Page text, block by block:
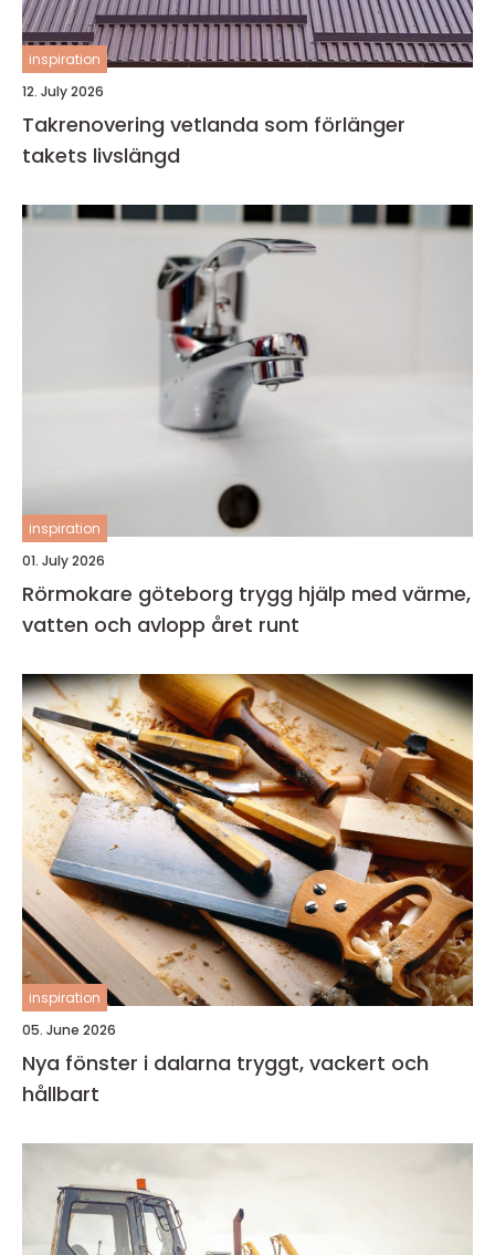
inspiration
12. July 2026
Takrenovering vetlanda som förlänger
takets livslängd
inspiration
01. July 2026
Rörmokare göteborg trygg hjälp med värme,
vatten och avlopp året runt
inspiration
05. June 2026
Nya fönster i dalarna tryggt, vackert och
hållbart